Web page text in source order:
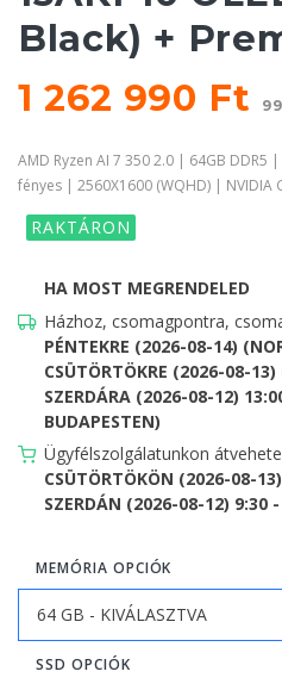
Black) +
1 262 990 Ft
AMD Ryzen AI 7 350 2.0 | 64GB DDR5
fényes | 2560X1600 (WQHD) | NVIDIA
RAKTÁRON
HA MOST MEGRENDELED
Házhoz, csomagpontra,
PÉNTEKRE (2026-08-14)
CSÜTÖRTÖKRE (2026-08-13)
SZERDÁRA (2026-08-12)
BUDAPESTEN)
Ügyfélszolgálatunkon
CSÜTÖRTÖKÖN (2026-08-
SZERDÁN (2026-08-12) 9:30
MEMÓRIA OPCIÓK
SSD OPCIÓK